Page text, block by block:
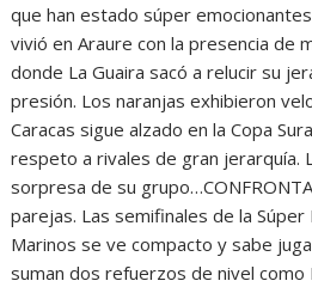
que han estado súper
vivió en Araure con la presencia de
donde La Guaira sacó a relucir su
presión. Los naranjas exhibieron
Caracas sigue alzado en la Copa
respeto a rivales de gran jerarquía.
sorpresa de su
parejas. Las semifinales de la
Marinos se ve compacto y sabe
suman dos refuerzos de nivel